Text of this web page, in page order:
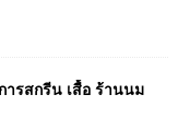
ารสกรีน เสื้อ ร้านนม